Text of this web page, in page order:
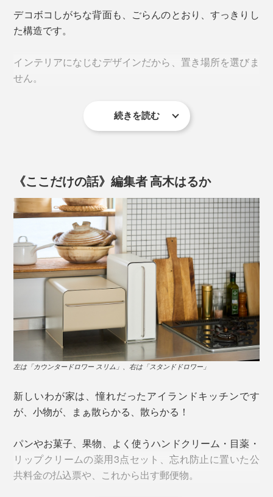
替シートや、ホコリ取りといった、お手入れ道具を、そ
れぞれすっきり収納できます。
引き出しのなかは、トレイつき。
玄関だったら、印鑑やキーケースの収納に。キッチンだ
ったら、小型のスパイスボトルや栓抜きの収納に。リビ
ングなら、テレビリモコンの収納に。場所に合せて、小
デコボコしがちな背面も、ごらんのとおり、すっきりし
た構造です。
インテリアになじむデザインだから、置き場所を選びま
せん。
機能も、デザインも、こだわり抜いただけあって、使う
ほどに、よさがわかる『UtaU』。
ゴチャゴチャしがちなキッチン、ワークスペース、玄関
に置いて、“散らかり3大難所”をすっきり！心地よい新生
続きを読む
《ここだけの話》編集者 高木はるか
左は「カウンタードロワー スリム」、右は「スタンドドロワー」
新しいわが家は、憧れだったアイランドキッチンです
が、小物が、まぁ散らかる、散らかる！
パンやお菓子、果物、よく使うハンドクリーム・目薬・
リップクリームの薬用3点セット、忘れ防止に置いた公
共料金の払込票や、これから出す郵便物。